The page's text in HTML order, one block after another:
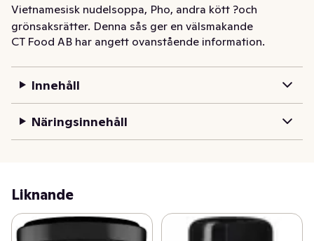
Vietnamesisk nudelsoppa, Pho, andra kött ?och
grönsaksrätter. Denna sås ger en välsmakande
blandning av sötma, lätt syrlig, och salt smak.
CT Food AB har angett ovanstående information.
Innehåll
Näringsinnehåll
Liknande